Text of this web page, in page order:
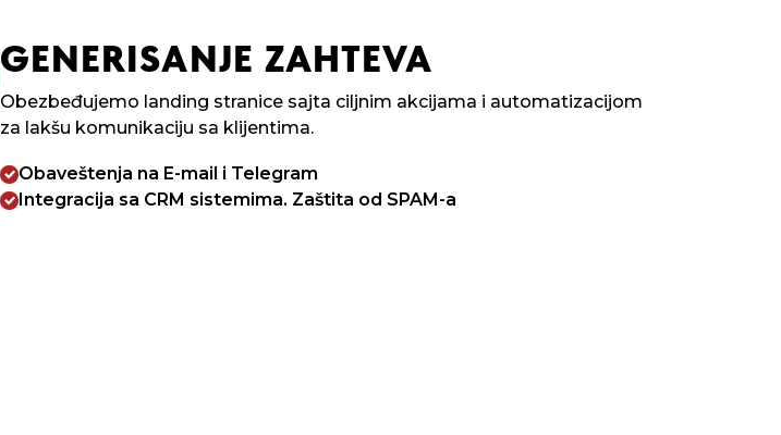
GENERISANJE ZAHTEVA
Obezbeđujemo landing stranice sajta ciljnim akcijama i automatizacijom
za lakšu komunikaciju sa klijentima.
Obaveštenja na E-mail i Telegram
Integracija sa CRM sistemima. Zaštita od SPAM-a